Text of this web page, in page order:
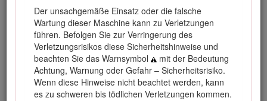
Der unsachgemäße Einsatz oder die falsche
Wartung dieser Maschine kann zu Verletzungen
führen. Befolgen Sie zur Verringerung des
Verletzungsrisikos diese Sicherheitshinweise und
beachten Sie das Warnsymbol
mit der Bedeutung
Achtung, Warnung oder Gefahr – Sicherheitsrisiko.
Wenn diese Hinweise nicht beachtet werden, kann
es zu schweren bis tödlichen Verletzungen kommen.
und Sicherheitshinweise werden vom Sicherheitswarnsymbol
(Bild2) gekennzeichnet. Dieses Warnsymbol weist auf eine
Gefahr hin, die zu schweren oder tödlichen Verletzungen
führen kann, wenn Sie die empfohlenen
Sicherheitsvorkehrungen nicht einhalten.